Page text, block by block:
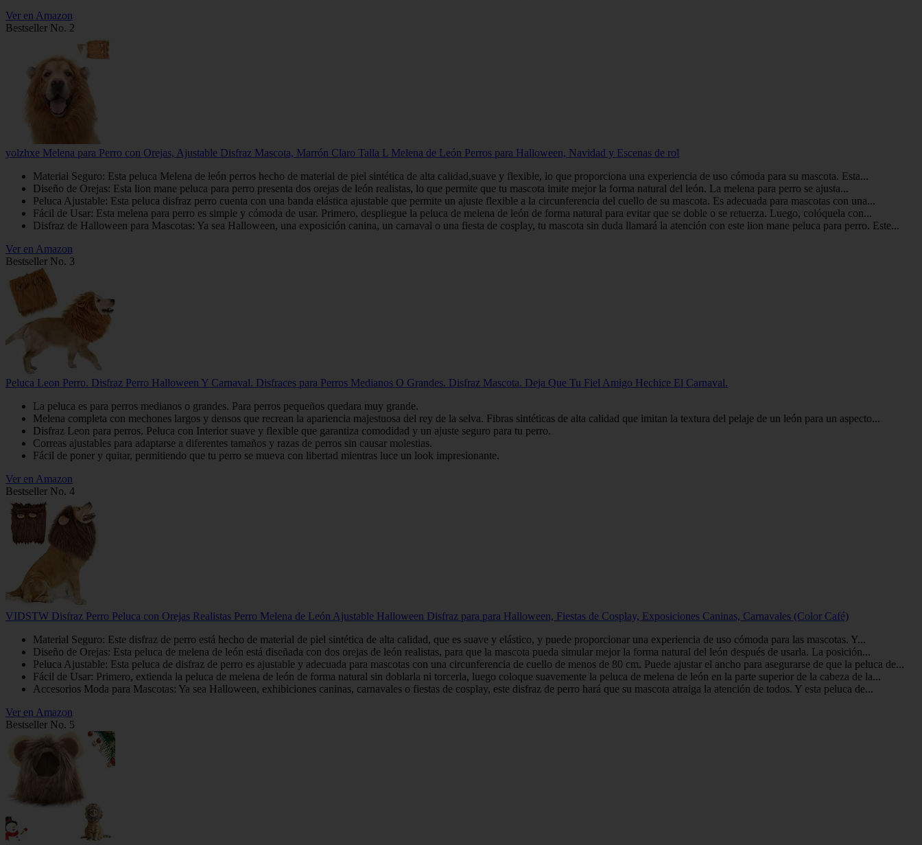
Ver en Amazon
Bestseller No. 2
yolzhxe Melena para Perro con Orejas, Ajustable Disfraz Mascota, Marrón Claro Talla L Melena de León Perros para Halloween, Navidad y Escenas de rol
Material Seguro: Esta peluca Melena de león perros hecho de material de piel sintética de alta calidad,suave y flexible, lo que proporciona una experiencia de uso cómoda para su mascota. Esta...
Diseño de Orejas: Esta lion mane peluca para perro presenta dos orejas de león realistas, lo que permite que tu mascota imite mejor la forma natural del león. La melena para perro se ajusta...
Peluca Ajustable: Esta peluca disfraz perro cuenta con una banda elástica ajustable que permite un ajuste flexible a la circunferencia del cuello de su mascota. Es adecuada para mascotas con una...
Fácil de Usar: Esta melena para perro es simple y cómoda de usar. Primero, despliegue la peluca de melena de león de forma natural para evitar que se doble o se retuerza. Luego, colóquela con...
Disfraz de Halloween para Mascotas: Ya sea Halloween, una exposición canina, un carnaval o una fiesta de cosplay, tu mascota sin duda llamará la atención con este lion mane peluca para perro. Este...
Ver en Amazon
Bestseller No. 3
Peluca Leon Perro. Disfraz Perro Halloween Y Carnaval. Disfraces para Perros Medianos O Grandes. Disfraz Mascota. Deja Que Tu Fiel Amigo Hechice El Carnaval.
La peluca es para perros medianos o grandes. Para perros pequeños quedara muy grande.
Melena completa con mechones largos y densos que recrean la apariencia majestuosa del rey de la selva. Fibras sintéticas de alta calidad que imitan la textura del pelaje de un león para un aspecto...
Disfraz Leon para perros. Peluca con Interior suave y flexible que garantiza comodidad y un ajuste seguro para tu perro.
Correas ajustables para adaptarse a diferentes tamaños y razas de perros sin causar molestias.
Fácil de poner y quitar, permitiendo que tu perro se mueva con libertad mientras luce un look impresionante.
Ver en Amazon
Bestseller No. 4
VIDSTW Disfraz Perro Peluca con Orejas Realistas Perro Melena de León Ajustable Halloween Disfraz para para Halloween, Fiestas de Cosplay, Exposiciones Caninas, Carnavales (Color Café)
Material Seguro: Este disfraz de perro está hecho de material de piel sintética de alta calidad, que es suave y elástico, y puede proporcionar una experiencia de uso cómoda para las mascotas. Y...
Diseño de Orejas: Esta peluca de melena de león está diseñada con dos orejas de león realistas, para que la mascota pueda simular mejor la forma natural del león después de usarla. La posición...
Peluca Ajustable: Esta peluca de disfraz de perro es ajustable y adecuada para mascotas con una circunferencia de cuello de menos de 80 cm. Puede ajustar el ancho para asegurarse de que la peluca de...
Fácil de Usar: Primero, extienda la peluca de melena de león de forma natural sin doblarla ni torcerla, luego coloque suavemente la peluca de melena de león en la parte superior de la cabeza de la...
Accesorios Moda para Mascotas: Ya sea Halloween, exhibiciones caninas, carnavales o fiestas de cosplay, este disfraz de perro hará que su mascota atraiga la atención de todos. Y esta peluca de...
Ver en Amazon
Bestseller No. 5